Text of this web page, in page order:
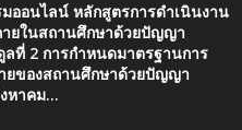
ออนไลน์ หลักสูตรการดำเนินงาน
ยในสถานศึกษาด้วยปัญญา
ลที่ 2 การกำหนดมาตรฐานการ
ยของสถานศึกษาด้วยปัญญา
หาคม...